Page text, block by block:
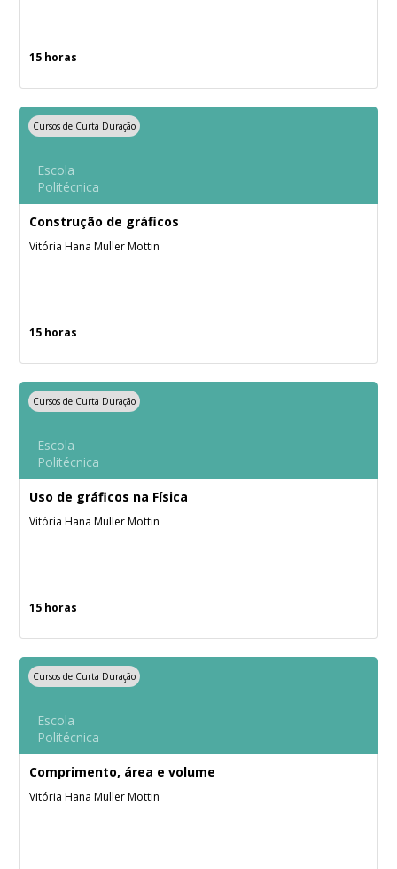
15 horas
Cursos de Curta Duração
Escola
Politécnica
Construção de gráficos
Vitória Hana Muller Mottin
15 horas
Cursos de Curta Duração
Escola
Politécnica
Uso de gráficos na Física
Vitória Hana Muller Mottin
15 horas
Cursos de Curta Duração
Escola
Politécnica
Comprimento, área e volume
Vitória Hana Muller Mottin